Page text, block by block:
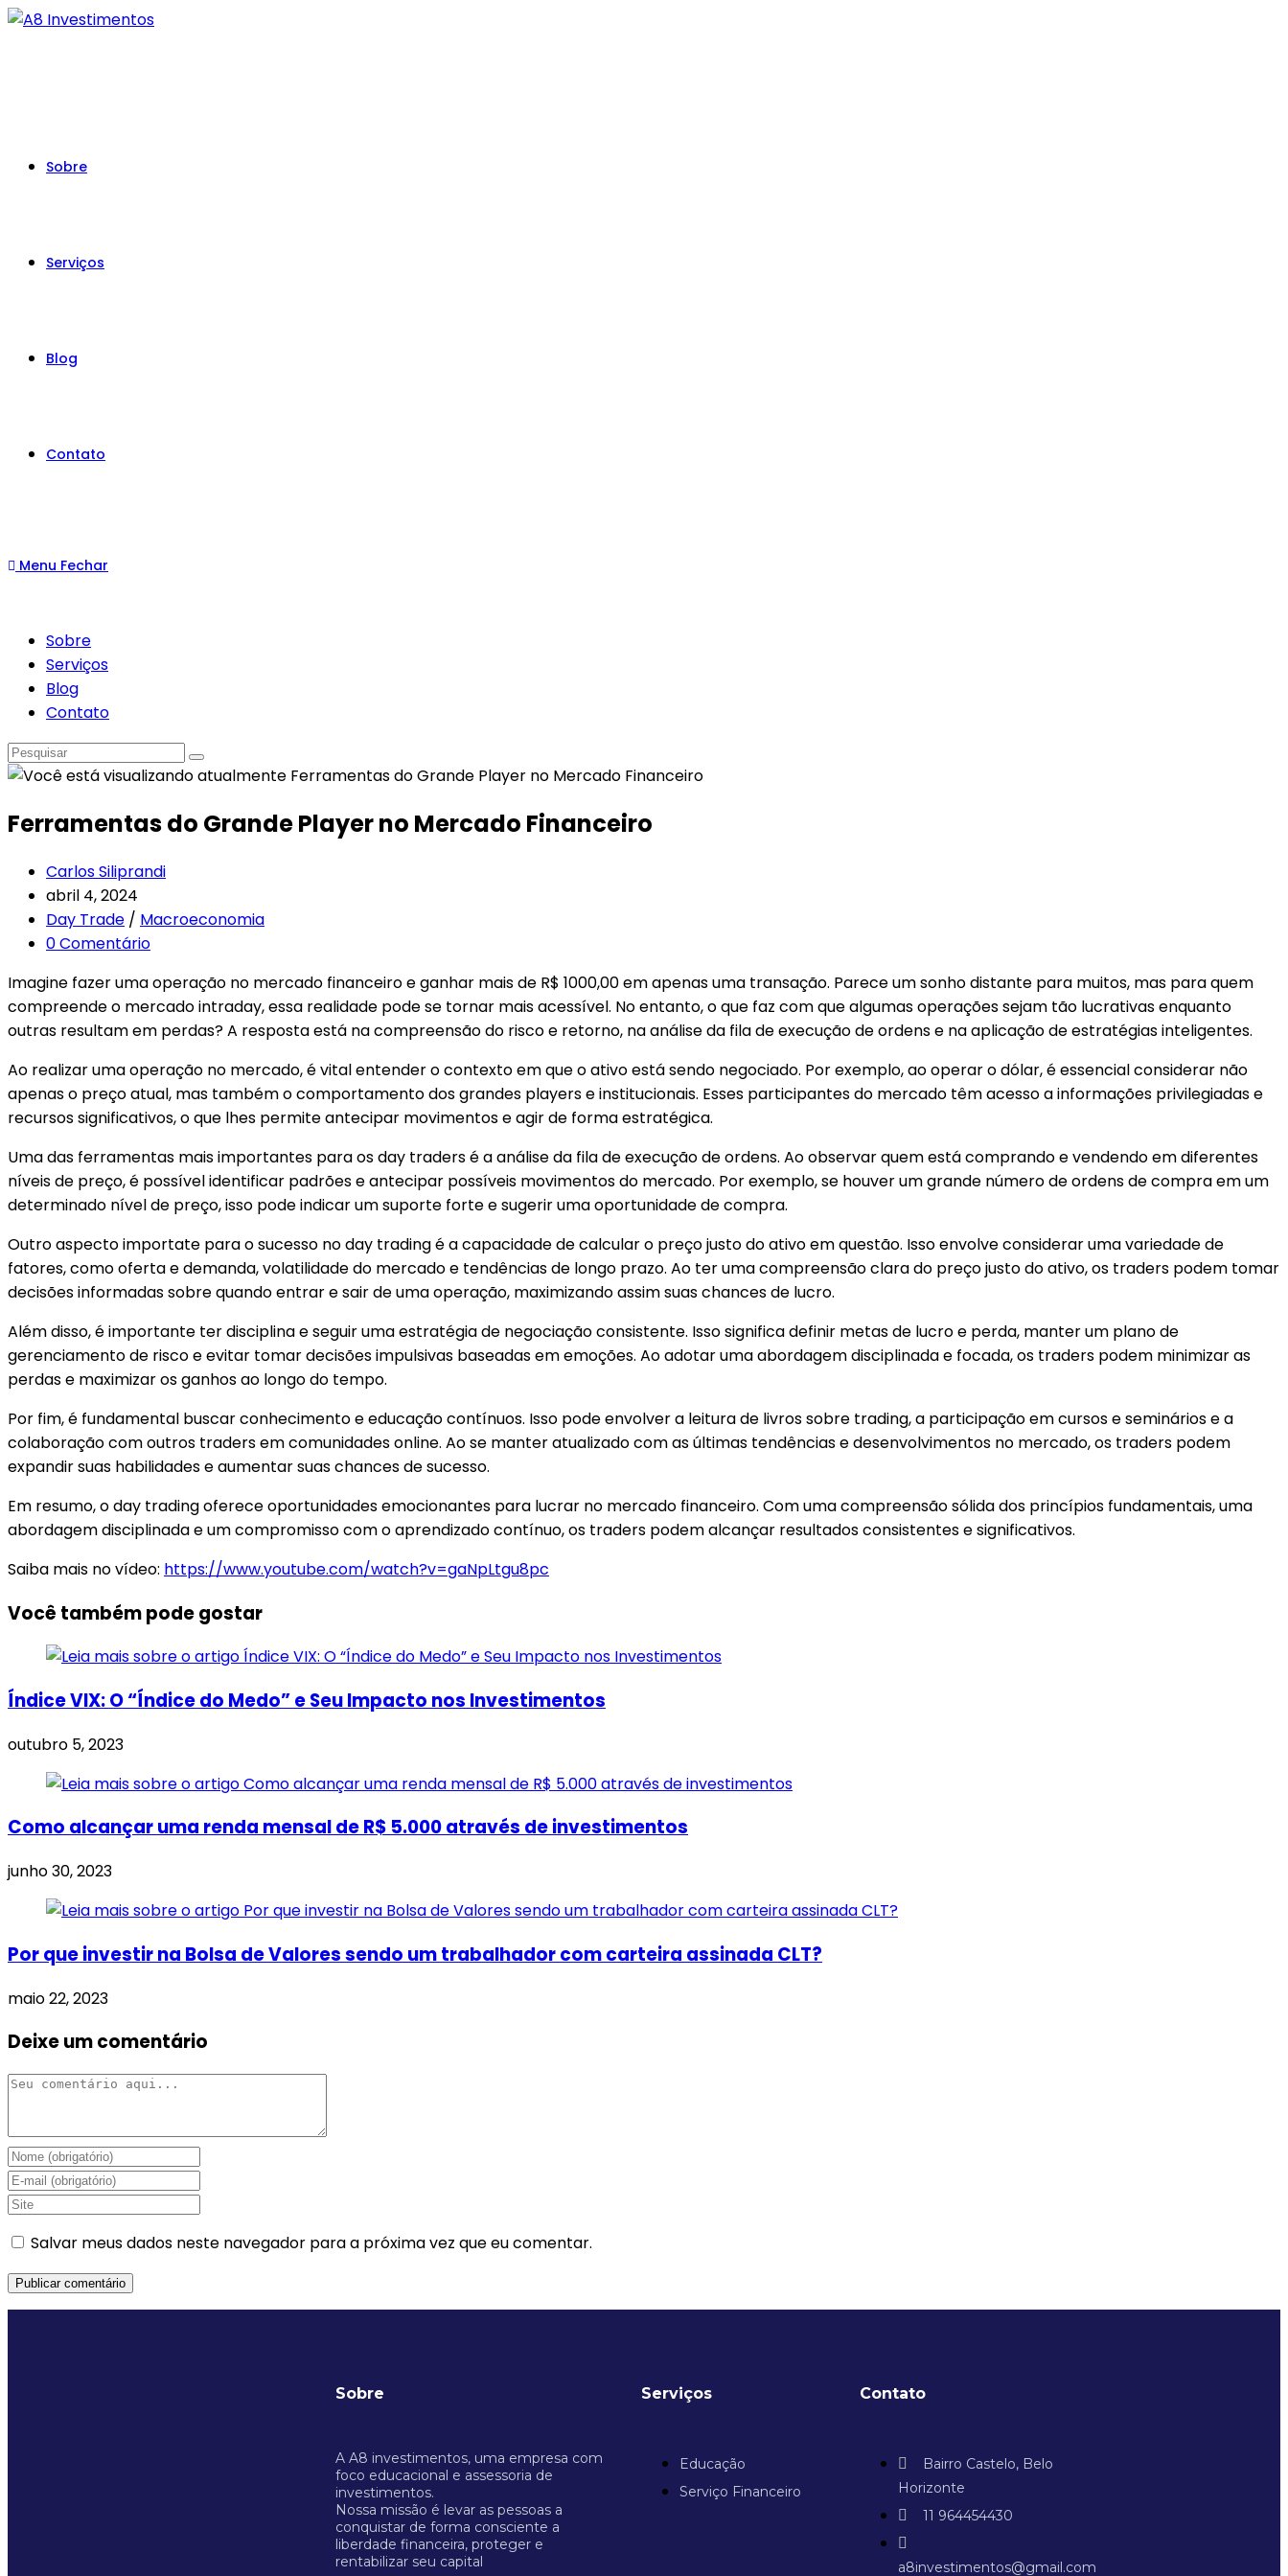
Sobre
Serviços
Blog
Contato
Menu Fechar
Sobre
Serviços
Blog
Contato
Ferramentas do Grande Player no Mercado Financeiro
Carlos Siliprandi
abril 4, 2024
Day Trade / Macroeconomia
0 Comentário
Imagine fazer uma operação no mercado financeiro e ganhar mais de R$ 1000,00 em apenas uma transação. Parece um sonho distante para muitos, mas para quem
compreende o mercado intraday, essa realidade pode se tornar mais acessível. No entanto, o que faz com que algumas operações sejam tão lucrativas enquanto
outras resultam em perdas? A resposta está na compreensão do risco e retorno, na análise da fila de execução de ordens e na aplicação de estratégias inteligentes.
Ao realizar uma operação no mercado, é vital entender o contexto em que o ativo está sendo negociado. Por exemplo, ao operar o dólar, é essencial considerar não
apenas o preço atual, mas também o comportamento dos grandes players e institucionais. Esses participantes do mercado têm acesso a informações privilegiadas e
recursos significativos, o que lhes permite antecipar movimentos e agir de forma estratégica.
Uma das ferramentas mais importantes para os day traders é a análise da fila de execução de ordens. Ao observar quem está comprando e vendendo em diferentes
níveis de preço, é possível identificar padrões e antecipar possíveis movimentos do mercado. Por exemplo, se houver um grande número de ordens de compra em um
determinado nível de preço, isso pode indicar um suporte forte e sugerir uma oportunidade de compra.
Outro aspecto importate para o sucesso no day trading é a capacidade de calcular o preço justo do ativo em questão. Isso envolve considerar uma variedade de
fatores, como oferta e demanda, volatilidade do mercado e tendências de longo prazo. Ao ter uma compreensão clara do preço justo do ativo, os traders podem tomar
decisões informadas sobre quando entrar e sair de uma operação, maximizando assim suas chances de lucro.
Além disso, é importante ter disciplina e seguir uma estratégia de negociação consistente. Isso significa definir metas de lucro e perda, manter um plano de
gerenciamento de risco e evitar tomar decisões impulsivas baseadas em emoções. Ao adotar uma abordagem disciplinada e focada, os traders podem minimizar as
perdas e maximizar os ganhos ao longo do tempo.
Por fim, é fundamental buscar conhecimento e educação contínuos. Isso pode envolver a leitura de livros sobre trading, a participação em cursos e seminários e a
colaboração com outros traders em comunidades online. Ao se manter atualizado com as últimas tendências e desenvolvimentos no mercado, os traders podem
expandir suas habilidades e aumentar suas chances de sucesso.
Em resumo, o day trading oferece oportunidades emocionantes para lucrar no mercado financeiro. Com uma compreensão sólida dos princípios fundamentais, uma
abordagem disciplinada e um compromisso com o aprendizado contínuo, os traders podem alcançar resultados consistentes e significativos.
Saiba mais no vídeo: https://www.youtube.com/watch?v=gaNpLtgu8pc
Você também pode gostar
Índice VIX: O “Índice do Medo” e Seu Impacto nos Investimentos
outubro 5, 2023
Como alcançar uma renda mensal de R$ 5.000 através de investimentos
junho 30, 2023
Por que investir na Bolsa de Valores sendo um trabalhador com carteira assinada CLT?
maio 22, 2023
Deixe um comentário
Salvar meus dados neste navegador para a próxima vez que eu comentar.
Sobre
A A8 investimentos, uma empresa com
foco educacional e assessoria de
investimentos.
Nossa missão é levar as pessoas a
conquistar de forma consciente a
liberdade financeira, proteger e
rentabilizar seu capital
Serviços
Educação
Serviço Financeiro
Contato
Bairro Castelo, Belo
Horizonte
11 964454430
a8investimentos@gmail.com